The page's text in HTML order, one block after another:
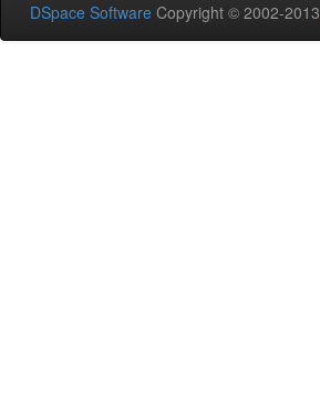
DSpace Software Copyright © 2002-2013